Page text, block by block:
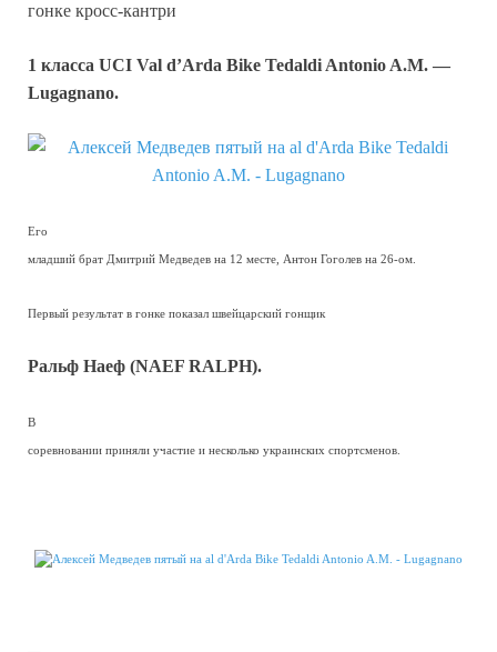
гонке кросс-кантри
1 класса UCI Val d’Arda Bike Tedaldi Antonio A.M. —
Lugagnano.
Его
младший брат Дмитрий Медведев на 12 месте, Антон Гоголев на 26-ом.
Первый результат в гонке показал швейцарский гонщик
Ральф Наеф (NAEF RALPH).
В
соревновании приняли участие и несколько украинских спортсменов.